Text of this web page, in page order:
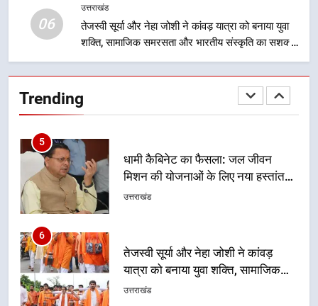
06
उत्तराखंड
तेजस्वी सूर्या और नेहा जोशी ने कांवड़ यात्रा को बनाया युवा
शक्ति, सामाजिक समरसता और भारतीय संस्कृति का सशक्त
संदेश
Trending
रहा है, जिससे पात्र लोगों को सरकारी
योजनाओं का सीधे लाभ मिल रहा है
पारंपरिक हस्तशिल्प और हथकरघा उत्पादों
को राष्ट्रीय पहचान दिलाने की दिशा में
5
धामी कैबिनेट का फैसला: जल जीवन
मिशन की योजनाओं के लिए नया हस्तांतरण
प्रोटोकॉल लागू, ग्राम पंचायतों को सौंपने
उत्तराखंड
6
तेजस्वी सूर्या और नेहा जोशी ने कांवड़
यात्रा को बनाया युवा शक्ति, सामाजिक
समरसता और भारतीय संस्कृति का सशक्त
उत्तराखंड